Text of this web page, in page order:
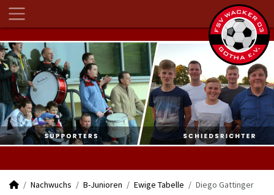
Nachwuchs B-Junioren Ewige Tabelle Diego Gattinger